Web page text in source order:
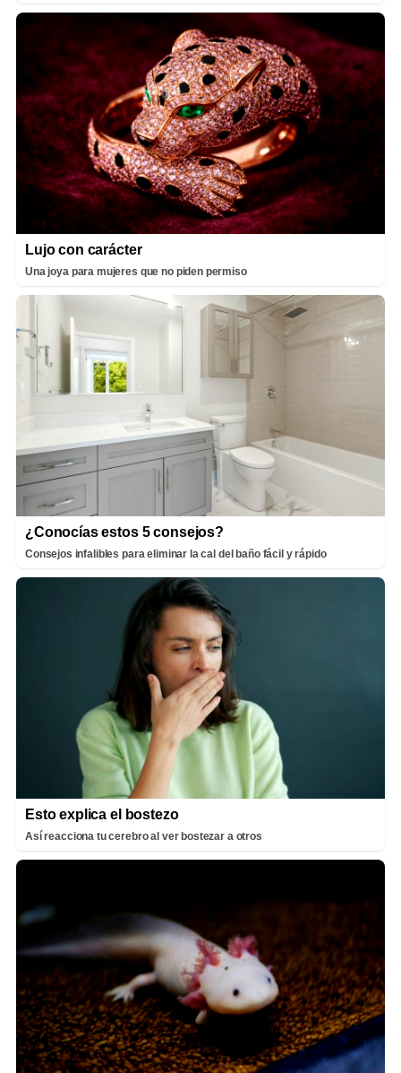
Lujo con carácter
Una joya para mujeres que no piden permiso
¿Conocías estos 5 consejos?
Consejos infalibles para eliminar la cal del baño fácil y rápido
Esto explica el bostezo
Así reacciona tu cerebro al ver bostezar a otros